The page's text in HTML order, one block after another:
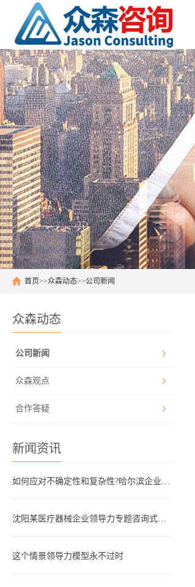
首页>>众森动态>>公司新闻
众森动态
公司新闻
众森观点
合作答疑
新闻资讯
如何应对不确定性和复杂性?哈尔滨企业管理咨询顾问这样看!
沈阳某医疗器械企业领导力专题咨询式培训圆满结束
这个情景领导力模型永不过时